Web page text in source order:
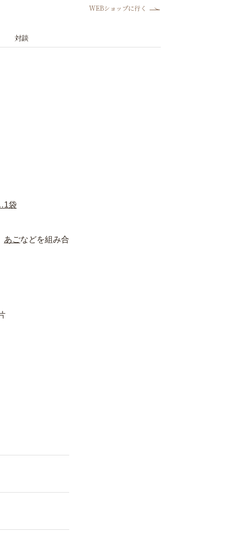
WEBショップに行く
対談
袋
あごなどを組み合